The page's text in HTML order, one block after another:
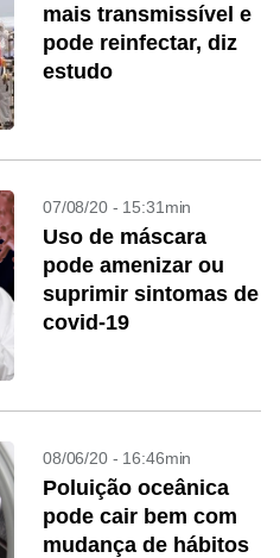
mais transmissível e
pode reinfectar, diz
estudo
07/08/20 - 15:31min
Uso de máscara
pode amenizar ou
suprimir sintomas de
covid-19
08/06/20 - 16:46min
Poluição oceânica
pode cair bem com
mudança de hábitos